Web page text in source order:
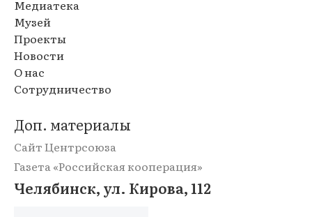
Медиатека
Музей
Проекты
Новости
О нас
Сотрудничество
Доп. материалы
Сайт Центрсоюза
Газета «Российская кооперация»
Челябинск, ул. Кирова, 112